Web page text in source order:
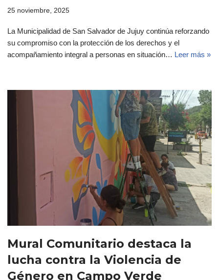
25 noviembre, 2025
La Municipalidad de San Salvador de Jujuy continúa reforzando
su compromiso con la protección de los derechos y el
acompañamiento integral a personas en situación… Leer más »
Mural Comunitario destaca la
lucha contra la Violencia de
Género en Campo Verde